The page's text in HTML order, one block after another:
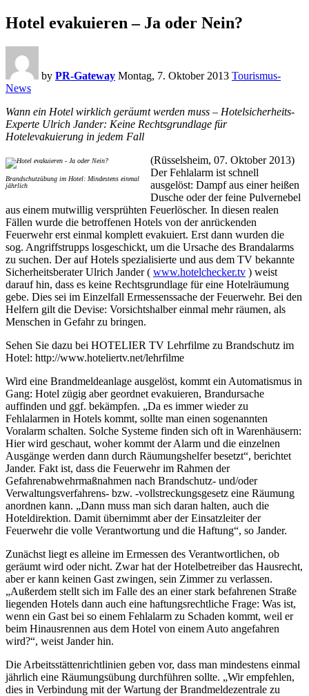
Hotel evakuieren – Ja oder Nein?
by PR-Gateway Montag, 7. Oktober 2013 Tourismus-
News
Wann ein Hotel wirklich geräumt werden muss – Hotelsicherheits-
Experte Ulrich Jander: Keine Rechtsgrundlage für
Hotelevakuierung in jedem Fall
Brandschutzübung im Hotel: Mindestens einmal
jährlich
(Rüsselsheim, 07. Oktober 2013)
Der Fehlalarm ist schnell
ausgelöst: Dampf aus einer heißen
Dusche oder der feine Pulvernebel
aus einem mutwillig versprühten Feuerlöscher. In diesen realen
Fällen wurde die betroffenen Hotels von der anrückenden
Feuerwehr erst einmal komplett evakuiert. Erst dann wurden die
sog. Angriffstrupps losgeschickt, um die Ursache des Brandalarms
zu suchen. Der auf Hotels spezialisierte und aus dem TV bekannte
Sicherheitsberater Ulrich Jander ( www.hotelchecker.tv ) weist
darauf hin, dass es keine Rechtsgrundlage für eine Hotelräumung
gebe. Dies sei im Einzelfall Ermessenssache der Feuerwehr. Bei den
Helfern gilt die Devise: Vorsichtshalber einmal mehr räumen, als
Menschen in Gefahr zu bringen.
Sehen Sie dazu bei HOTELIER TV Lehrfilme zu Brandschutz im
Hotel: http://www.hoteliertv.net/lehrfilme
Wird eine Brandmeldeanlage ausgelöst, kommt ein Automatismus in
Gang: Hotel zügig aber geordnet evakuieren, Brandursache
auffinden und ggf. bekämpfen. „Da es immer wieder zu
Fehlalarmen in Hotels kommt, sollte man einen sogenannten
Voralarm schalten. Solche Systeme finden sich oft in Warenhäusern:
Hier wird geschaut, woher kommt der Alarm und die einzelnen
Ausgänge werden dann durch Räumungshelfer besetzt“, berichtet
Jander. Fakt ist, dass die Feuerwehr im Rahmen der
Gefahrenabwehrmaßnahmen nach Brandschutz- und/oder
Verwaltungsverfahrens- bzw. -vollstreckungsgesetz eine Räumung
anordnen kann. „Dann muss man sich daran halten, auch die
Hoteldirektion. Damit übernimmt aber der Einsatzleiter der
Feuerwehr die volle Verantwortung und die Haftung“, so Jander.
Zunächst liegt es alleine im Ermessen des Verantwortlichen, ob
geräumt wird oder nicht. Zwar hat der Hotelbetreiber das Hausrecht,
aber er kann keinen Gast zwingen, sein Zimmer zu verlassen.
„Außerdem stellt sich im Falle des an einer stark befahrenen Straße
liegenden Hotels dann auch eine haftungsrechtliche Frage: Was ist,
wenn ein Gast bei so einem Fehlalarm zu Schaden kommt, weil er
beim Hinausrennen aus dem Hotel von einem Auto angefahren
wird?“, weist Jander hin.
Die Arbeitsstättenrichtlinien geben vor, dass man mindestens einmal
jährlich eine Räumungsübung durchführen sollte. „Wir empfehlen,
dies in Verbindung mit der Wartung der Brandmeldezentrale zu